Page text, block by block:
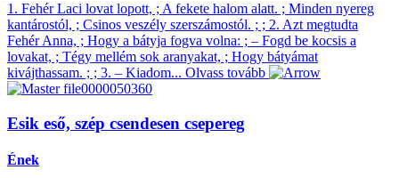
1. Fehér Laci lovat lopott, ; A fekete halom alatt. ; Minden nyereg
kantárostól, ; Csinos veszély szerszámostól. ; ; 2. Azt megtudta
Fehér Anna, ; Hogy a bátyja fogva volna: ; – Fogd be kocsis a
lovakat, ; Tégy mellém sok aranyakat, ; Hogy bátyámat
kivájthassam. ; ; 3. – Kiadom... Olvass tovább
Esik eső, szép csendesen csepereg
Ének